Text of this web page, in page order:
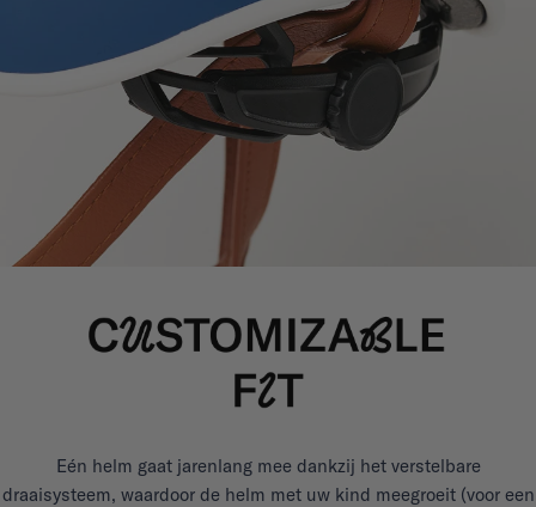
Eén helm gaat jarenlang mee dankzij het verstelbare
draaisysteem, waardoor de helm met uw kind meegroeit (voor een